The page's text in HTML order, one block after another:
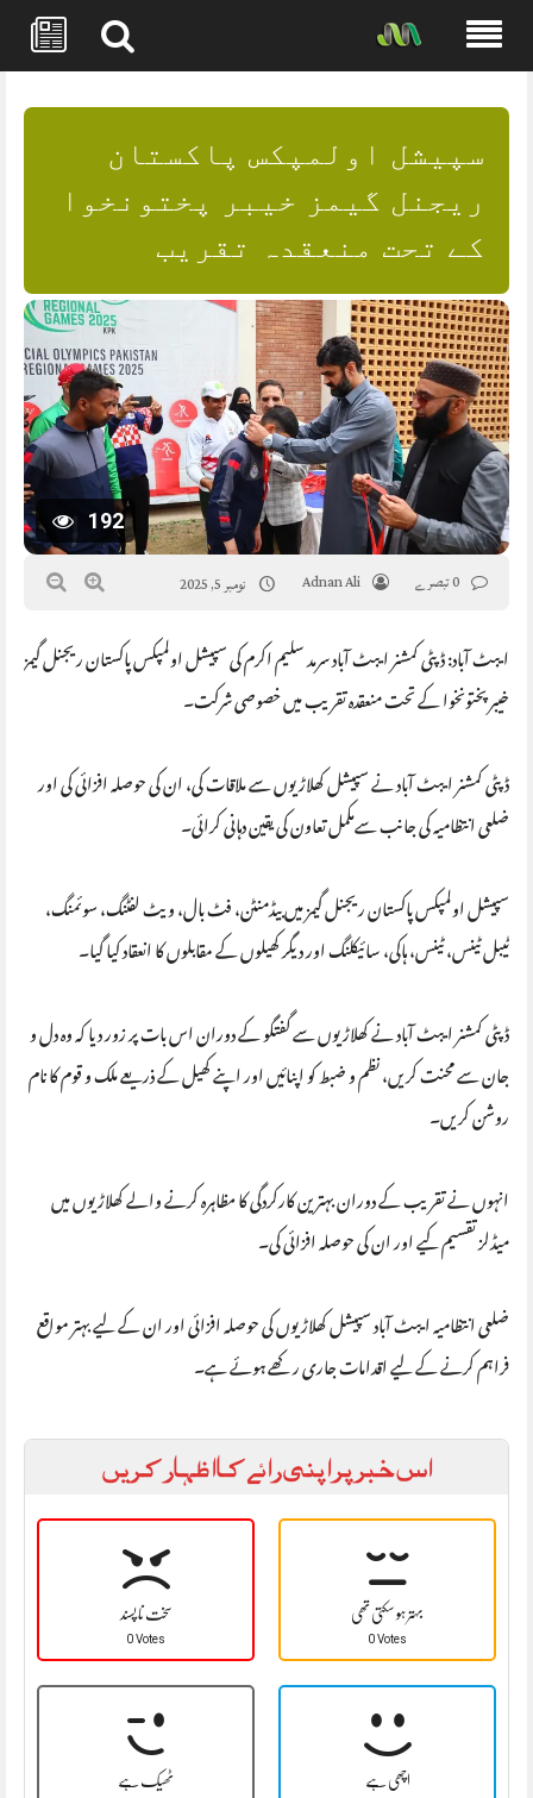
content
سپیشل اولمپکس پاکستان
ریجنل گیمز خیبر پختونخوا
کے تحت منعقدہ تقریب
192
Adnan Ali نومبر 5, 2025
ایبٹ آباد: ڈپٹی کمشنر ایبٹ آباد سرمد سلیم اکرم کی سپیشل اولمپکس پاکستان ریجنل گیمز
خیبر پختونخوا کے تحت منعقدہ تقریب میں خصوصی شرکت۔
ڈپٹی کمشنر ایبٹ آباد نے سپیشل کھلاڑیوں سے ملاقات کی، ان کی حوصلہ افزائی کی اور
ضلعی انتظامیہ کی جانب سےمکمل تعاون کی یقین دہانی کرائی۔
سپیشل اولمپکس پاکستان ریجنل گیمز میں بیڈمنٹن، فٹ بال، ویٹ لفٹنگ، سوئمنگ،
ٹیبل ٹینس، ٹینس، ہاکی، سائیکلنگ اور دیگر کھیلوں کے مقابلوں کا انعقاد کیا گیا۔
ڈپٹی کمشنر ایبٹ آباد نے کھلاڑیوں سے گفتگو کے دوران اس بات پر زور دیا کہ وہ دل و
جان سے محنت کریں، نظم و ضبط کو اپنائیں اور اپنے کھیل کے ذریعے ملک و قوم کا نام
روشن کریں۔
انہوں نے تقریب کے دوران بہترین کارکردگی کا مظاہرہ کرنے والے کھلاڑیوں میں
میڈلز تقسیم کیے اور ان کی حوصلہ افزائی کی۔
ضلعی انتظامیہ ایبٹ آباد سپیشل کھلاڑیوں کی حوصلہ افزائی اور ان کے لیے بہتر مواقع
فراہم کرنے کے لیے اقدامات جاری رکھے ہوئے ہے۔
اس خبر پر اپنی رائے کا اظہار کریں
سخت نا پسند
0 Votes
بہتر ہو سکتی تھی
0 Votes
ٹھیک ہے اچھی ہے